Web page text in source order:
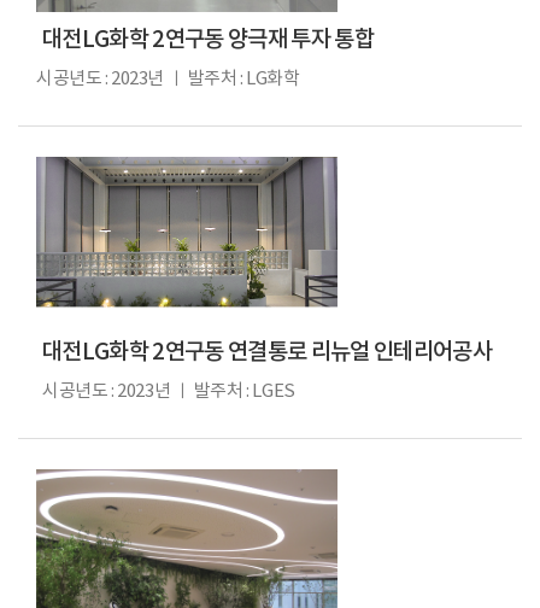
대전LG화학 2연구동 양극재 투자 통합
시공년도 : 2023년 ㅣ 발주처 : LG화학
대전LG화학 2연구동 연결통로 리뉴얼 인테리어공사
시공년도 : 2023년 ㅣ 발주처 : LGES